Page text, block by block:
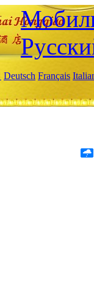
Deutsch Français